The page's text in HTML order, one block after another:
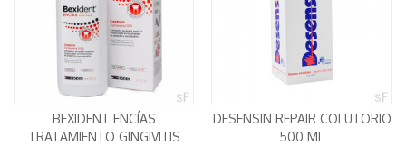
BEXIDENT ENCÍAS
TRATAMIENTO GINGIVITIS
DESENSIN REPAIR COLUTORIO
500 ML